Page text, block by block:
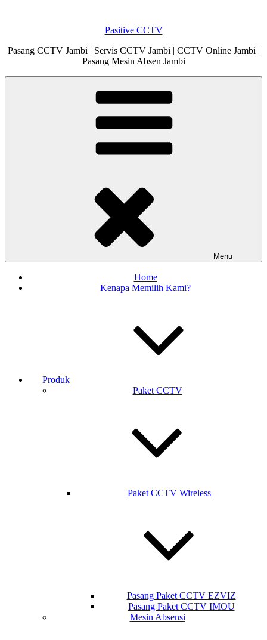
Pasitive CCTV
Pasang CCTV Jambi | Servis CCTV Jambi | CCTV Online Jambi |
Pasang Mesin Absen Jambi
Menu
Home
Kenapa Memilih Kami?
Produk
Paket CCTV
Paket CCTV Wireless
Pasang Paket CCTV EZVIZ
Pasang Paket CCTV IMOU
Mesin Absensi